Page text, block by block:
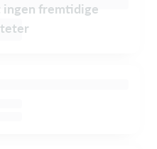
fremtidige